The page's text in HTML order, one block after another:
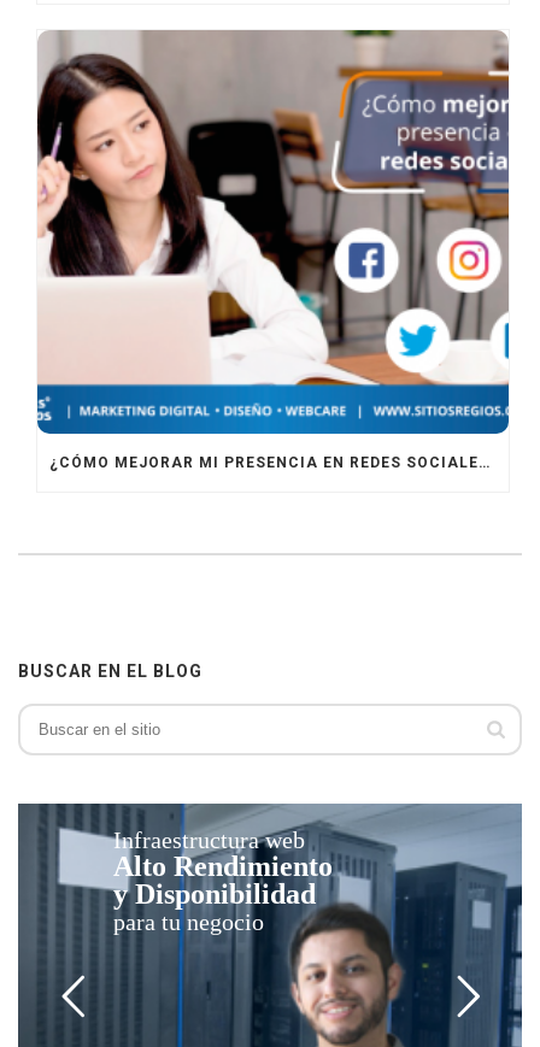
¿CÓMO MEJORAR MI PRESENCIA EN REDES SOCIALES?
BUSCAR EN EL BLOG
Infraestructura web
Alto Rendimiento
y Disponibilidad
para tu negocio